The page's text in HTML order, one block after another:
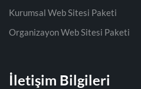
Kurumsal Web Sitesi Paketi
Organizayon Web Sitesi Paketi
İletişim Bilgileri